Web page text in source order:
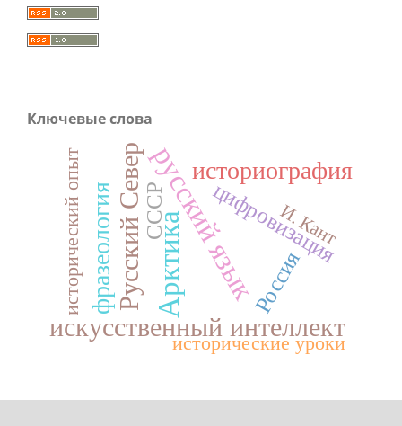
Ключевые слова
русский язык
Арктика
искусственный интеллект
Русский Север
фразеология
историография
Россия
СССР цифровизация
исторические уроки
исторический опыт И. Кант